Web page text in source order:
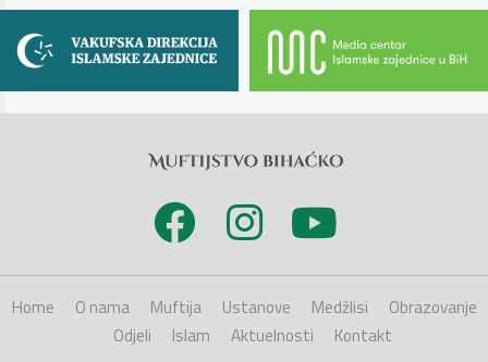
Home O nama Muftija Ustanove Medžlisi
Obrazovanje
Odjeli
Islam Aktuelnosti Kontakt